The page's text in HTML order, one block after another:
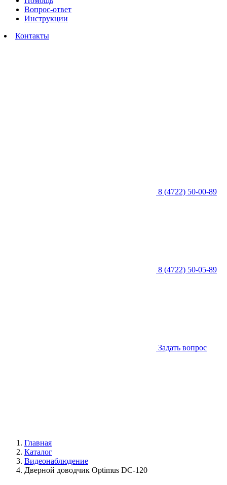
Вопрос-ответ
Инструкции
Контакты
8 (4722) 50-00-89
8 (4722) 50-05-89
Задать вопрос
Главная
Каталог
Видеонаблюдение
Дверной доводчик Optimus DC-120